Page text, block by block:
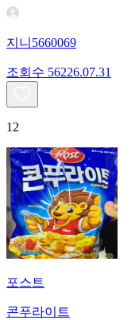
지니5660069
조회수 56226.07.31
12
포스트
콘푸라이트